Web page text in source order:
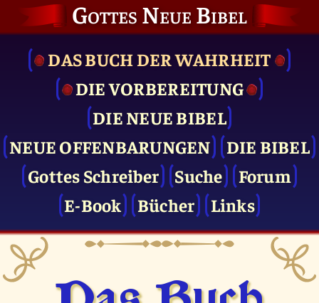
Gottes Neue Bibel
DAS BUCH DER WAHRHEIT
DIE VOR­BEREITUNG
DIE NEUE BIBEL
NEUE OFFENBARUNGEN
DIE BIBEL
Gottes Schreiber
Suche
Forum
E-Book
Bücher Links